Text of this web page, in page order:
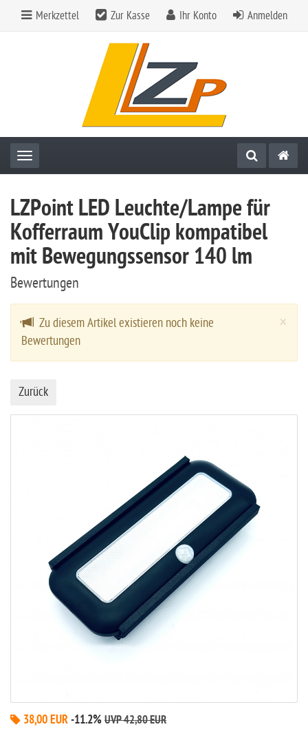
Merkzettel Zur Kasse Ihr Konto Anmelden
Toggle navigation
LZPoint LED Leuchte/Lampe für
Kofferraum YouClip kompatibel
mit Bewegungssensor 140 lm
Bewertungen
×
Zu diesem Artikel existieren noch keine
Bewertungen
Zurück
38,00 EUR-11.2% UVP 42,80 EUR